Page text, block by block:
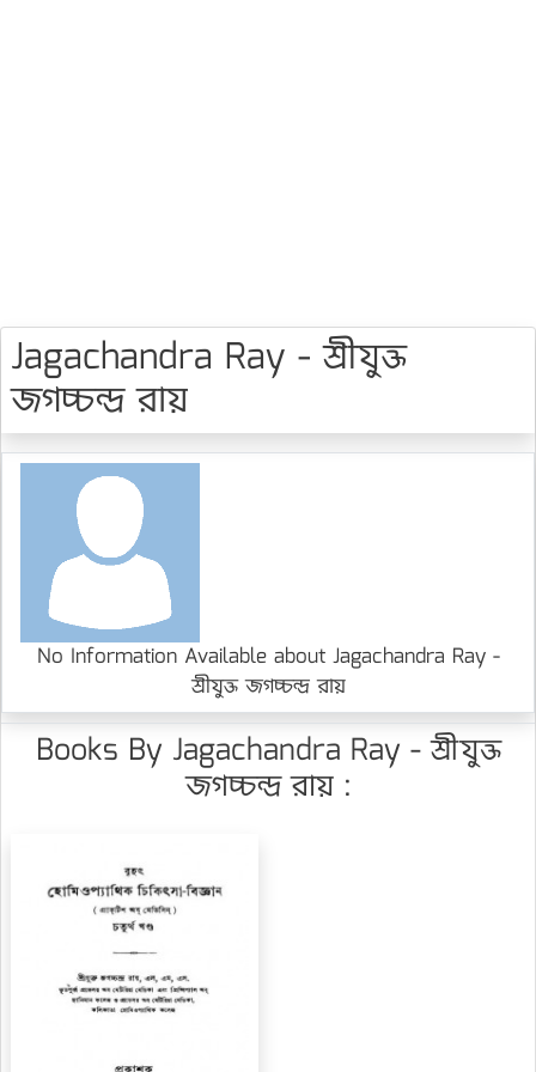
Jagachandra Ray - শ্রীযুক্ত
জগচ্চন্দ্র রায়
No Information Available about Jagachandra Ray -
শ্রীযুক্ত জগচ্চন্দ্র রায়
Books By Jagachandra Ray - শ্রীযুক্ত
জগচ্চন্দ্র রায় :